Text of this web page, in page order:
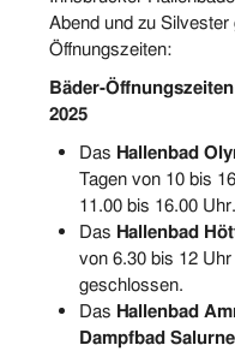
Abend und zu
Öffnungszeiten:
Bäder-
2025
Das Hallenbad
Tagen von 10 bis
11.00 bis 16.00 Uhr.
Das Hallenbad
von 6.30 bis 12
geschlossen.
Das Hallenbad
Dampfbad